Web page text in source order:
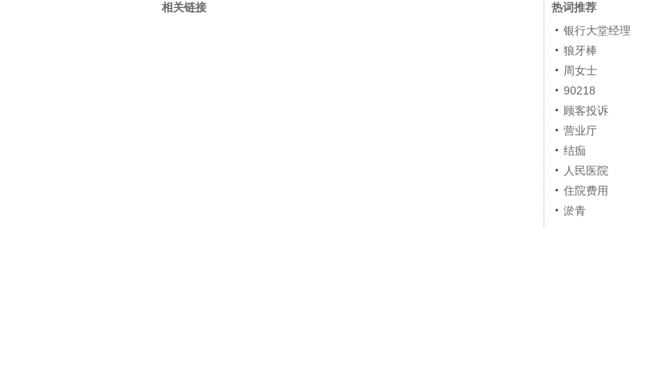
相关链接
热词推荐
银行大堂经理
狼牙棒
周女士
90218
顾客投诉
营业厅
结痂
人民医院
住院费用
淤青